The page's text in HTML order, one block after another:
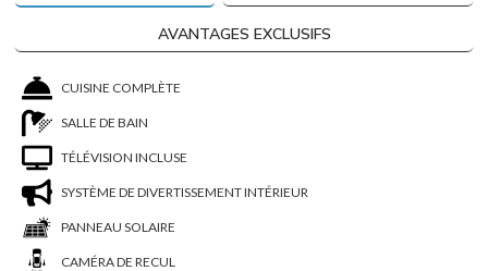
AVANTAGES EXCLUSIFS
CUISINE COMPLÈTE
SALLE DE BAIN
TÉLÉVISION INCLUSE
SYSTÈME DE DIVERTISSEMENT INTÉRIEUR
PANNEAU SOLAIRE
CAMÉRA DE RECUL